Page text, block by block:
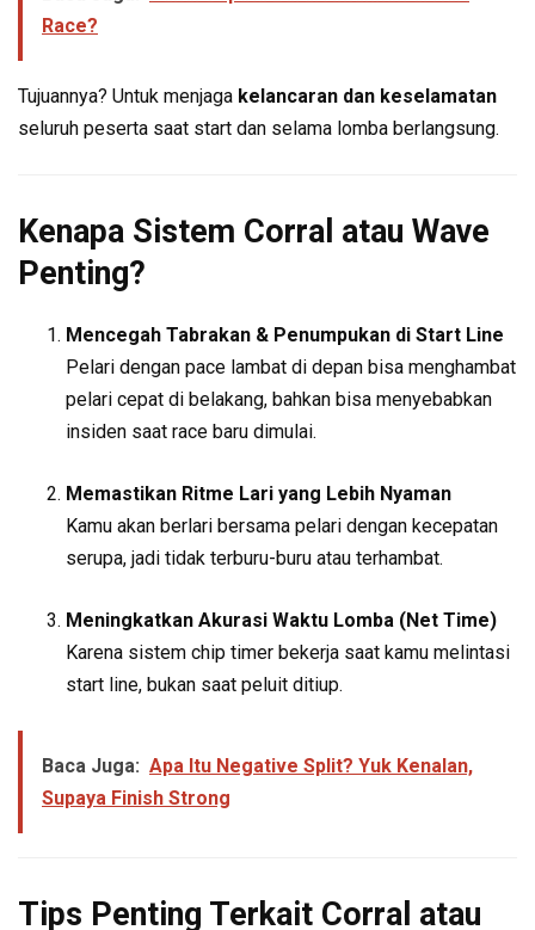
Race?
Tujuannya? Untuk menjaga kelancaran dan keselamatan
seluruh peserta saat start dan selama lomba berlangsung.
Kenapa Sistem Corral atau Wave
Penting?
Mencegah Tabrakan & Penumpukan di Start Line
Pelari dengan pace lambat di depan bisa menghambat
pelari cepat di belakang, bahkan bisa menyebabkan
insiden saat race baru dimulai.
Memastikan Ritme Lari yang Lebih Nyaman
Kamu akan berlari bersama pelari dengan kecepatan
serupa, jadi tidak terburu-buru atau terhambat.
Meningkatkan Akurasi Waktu Lomba (Net Time)
Karena sistem chip timer bekerja saat kamu melintasi
start line, bukan saat peluit ditiup.
Baca Juga: Apa Itu Negative Split? Yuk Kenalan,
Supaya Finish Strong
Tips Penting Terkait Corral atau